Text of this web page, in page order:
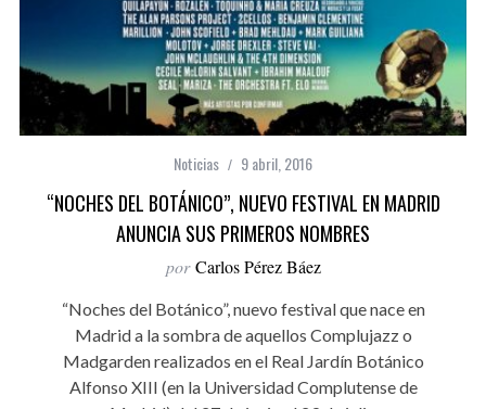
Noticias 9 abril, 2016
“NOCHES DEL BOTÁNICO”, NUEVO FESTIVAL EN MADRID
ANUNCIA SUS PRIMEROS NOMBRES
por Carlos Pérez Báez
“Noches del Botánico”, nuevo festival que nace en
Madrid a la sombra de aquellos Complujazz o
Madgarden realizados en el Real Jardín Botánico
Alfonso XIII (en la Universidad Complutense de